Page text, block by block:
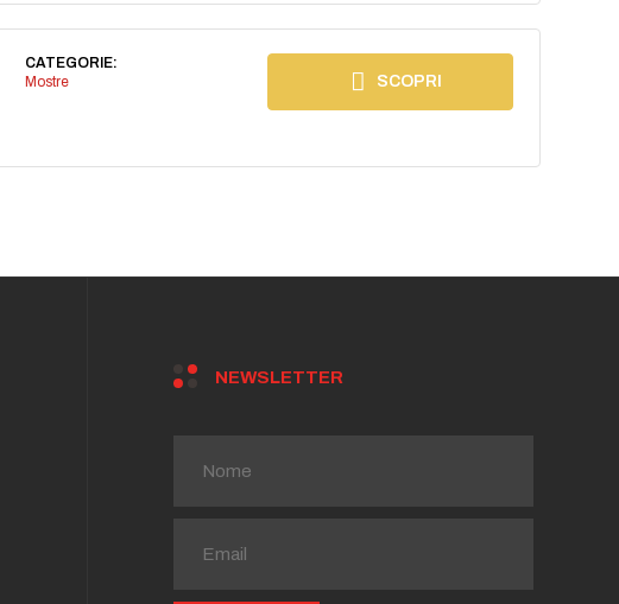
CATEGORIE:
Mostre
SCOPRI
NEWSLETTER